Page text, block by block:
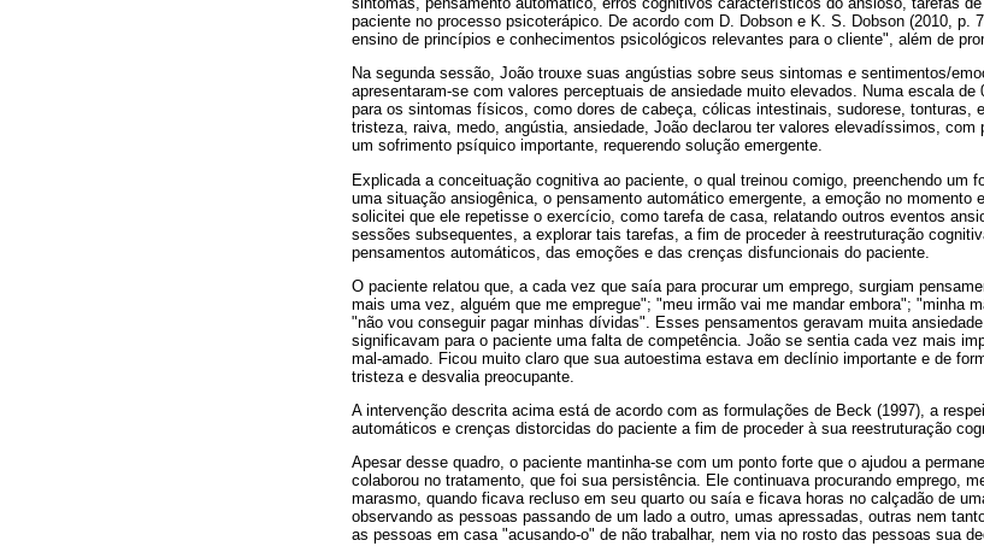
paciente no processo psicoterápico. De acordo com D. Dobson e K. S. Dobson (2010, p.
ensino de princípios e conhecimentos psicológicos relevantes para o cliente", além de
Na segunda sessão, João trouxe suas angústias sobre seus sintomas e sentimentos/
apresentaram-se com valores perceptuais de ansiedade muito elevados. Numa escala
para os sintomas físicos, como dores de cabeça, cólicas intestinais, sudorese, tonturas,
tristeza, raiva, medo, angústia, ansiedade, João declarou ter valores elevadíssimos, com
um sofrimento psíquico importante, requerendo solução emergente.
Explicada a conceituação cognitiva ao paciente, o qual treinou comigo, preenchendo um
uma situação ansiogênica, o pensamento automático emergente, a emoção no momento
solicitei que ele repetisse o exercício, como tarefa de casa, relatando outros eventos
sessões subsequentes, a explorar tais tarefas, a fim de proceder à reestruturação
pensamentos automáticos, das emoções e das crenças disfuncionais do paciente.
O paciente relatou que, a cada vez que saía para procurar um emprego, surgiam
mais uma vez, alguém que me empregue"; "meu irmão vai me mandar embora"; "minha
"não vou conseguir pagar minhas dívidas". Esses pensamentos geravam muita
significavam para o paciente uma falta de competência. João se sentia cada vez mais
mal-amado. Ficou muito claro que sua autoestima estava em declínio importante e de
tristeza e desvalia preocupante.
A intervenção descrita acima está de acordo com as formulações de Beck (1997), a
automáticos e crenças distorcidas do paciente a fim de proceder à sua reestruturação
Apesar desse quadro, o paciente mantinha-se com um ponto forte que o ajudou a
colaborou no tratamento, que foi sua persistência. Ele continuava procurando emprego,
marasmo, quando ficava recluso em seu quarto ou saía e ficava horas no calçadão de
observando as pessoas passando de um lado a outro, umas apressadas, outras nem
as pessoas em casa "acusando-o" de não trabalhar, nem via no rosto das pessoas sua